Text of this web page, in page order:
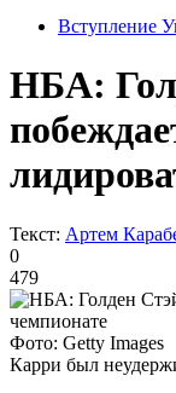
Вступление
НБА:
Текст: Артем
0
479
Фото: Getty Images
Карри был